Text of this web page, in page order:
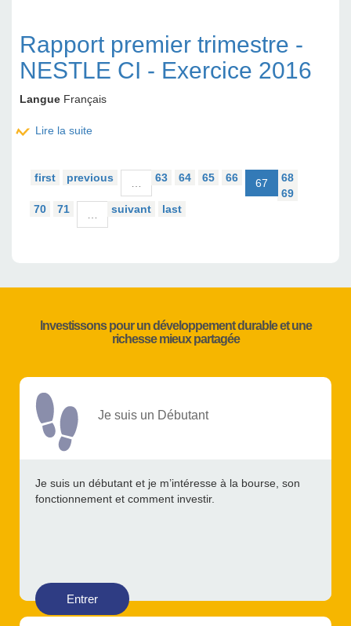
Rapport premier trimestre -
NESTLE CI - Exercice 2016
Langue Français
Lire la suite
first previous … 63 64 65 66 67
68
69
70
71 … suivant last
Investissons pour un développement durable et une
richesse mieux partagée
Je suis un Débutant
Je suis un débutant et je m’intéresse à la bourse, son
fonctionnement et comment investir.
Entrer